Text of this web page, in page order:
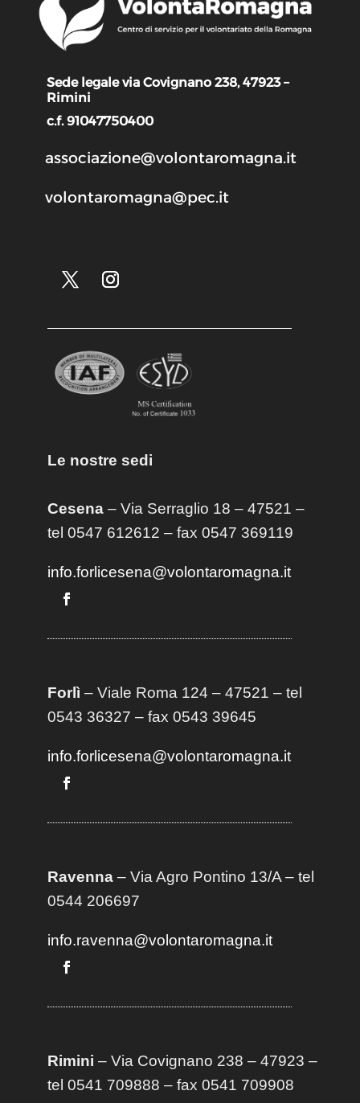
Sede legale via Covignano 238, 47923 –
Rimini
c.f. 91047750400
associazione@volontaromagna.it
volontaromagna@pec.it
Le nostre sedi
Cesena– Via Serraglio 18 – 47521 –
tel 0547 612612 – fax 0547 369119
info.forlicesena@volontaromagna.it
Forlì – Viale Roma 124 – 47521 – tel
0543 36327 – fax 0543 39645
info.forlicesena@volontaromagna.it
Ravenna– Via Agro Pontino 13/A– tel
0544 206697
info.ravenna@volontaromagna.it
Rimini – Via Covignano 238 – 47923 –
tel 0541 709888 – fax 0541 709908